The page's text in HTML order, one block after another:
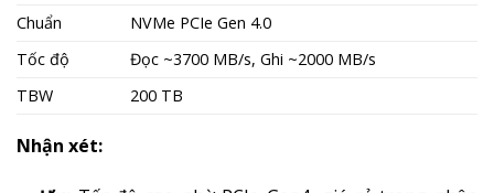
Chuẩn
NVMe PCIe Gen 4.0
Tốc độ
Đọc ~3700 MB/s, Ghi ~2000 MB/s
TBW
200 TB
Nhận xét: